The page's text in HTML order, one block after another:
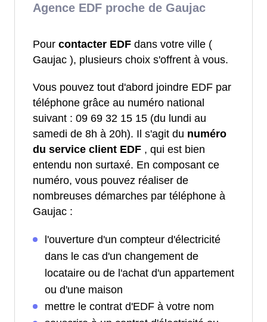
Agence EDF proche de Gaujac
Pour contacter EDF dans votre ville (
Gaujac ), plusieurs choix s'offrent à vous.
Vous pouvez tout d'abord joindre EDF par
téléphone grâce au numéro national
suivant : 09 69 32 15 15 (du lundi au
samedi de 8h à 20h). Il s'agit du numéro
du service client EDF , qui est bien
entendu non surtaxé. En composant ce
numéro, vous pouvez réaliser de
nombreuses démarches par téléphone à
Gaujac :
l'ouverture d'un compteur d'électricité
dans le cas d'un changement de
locataire ou de l'achat d'un appartement
ou d'une maison
mettre le contrat d'EDF à votre nom